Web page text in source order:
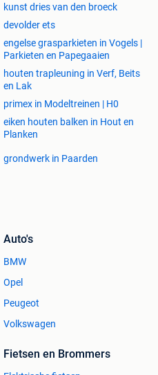
kunst dries van den broeck
devolder ets
engelse grasparkieten in Vogels |
Parkieten en Papegaaien
houten trapleuning in Verf, Beits
en Lak
primex in Modeltreinen | H0
eiken houten balken in Hout en
Planken
grondwerk in Paarden
Auto's
BMW
Opel
Peugeot
Volkswagen
Fietsen en Brommers